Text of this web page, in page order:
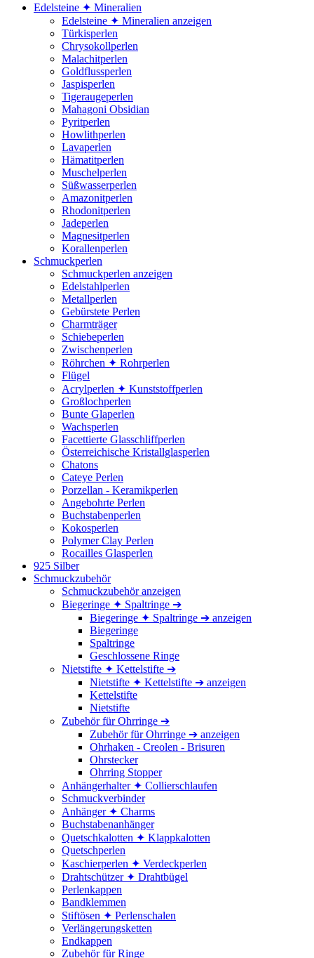
Edelsteine ✦ Mineralien
Edelsteine ✦ Mineralien anzeigen
Türkisperlen
Chrysokollperlen
Malachitperlen
Goldflussperlen
Jaspisperlen
Tigeraugeperlen
Mahagoni Obsidian
Pyritperlen
Howlithperlen
Lavaperlen
Hämatitperlen
Muschelperlen
Süßwasserperlen
Amazonitperlen
Rhodonitperlen
Jadeperlen
Magnesitperlen
Korallenperlen
Schmuckperlen
Schmuckperlen anzeigen
Edelstahlperlen
Metallperlen
Gebürstete Perlen
Charmträger
Schiebeperlen
Zwischenperlen
Röhrchen ✦ Rohrperlen
Flügel
Acrylperlen ✦ Kunststoffperlen
Großlochperlen
Bunte Glaperlen
Wachsperlen
Facettierte Glasschliffperlen
Österreichische Kristallglasperlen
Chatons
Cateye Perlen
Porzellan - Keramikperlen
Angebohrte Perlen
Buchstabenperlen
Kokosperlen
Polymer Clay Perlen
Rocailles Glasperlen
925 Silber
Schmuckzubehör
Schmuckzubehör anzeigen
Biegeringe ✦ Spaltringe ➔
Biegeringe ✦ Spaltringe ➔ anzeigen
Biegeringe
Spaltringe
Geschlossene Ringe
Nietstifte ✦ Kettelstifte ➔
Nietstifte ✦ Kettelstifte ➔ anzeigen
Kettelstifte
Nietstifte
Zubehör für Ohrringe ➔
Zubehör für Ohrringe ➔ anzeigen
Ohrhaken - Creolen - Brisuren
Ohrstecker
Ohrring Stopper
Anhängerhalter ✦ Collierschlaufen
Schmuckverbinder
Anhänger ✦ Charms
Buchstabenanhänger
Quetschkalotten ✦ Klappkalotten
Quetschperlen
Kaschierperlen ✦ Verdeckperlen
Drahtschützer ✦ Drahtbügel
Perlenkappen
Bandklemmen
Stiftösen ✦ Perlenschalen
Verlängerungsketten
Endkappen
Zubehör für Ringe